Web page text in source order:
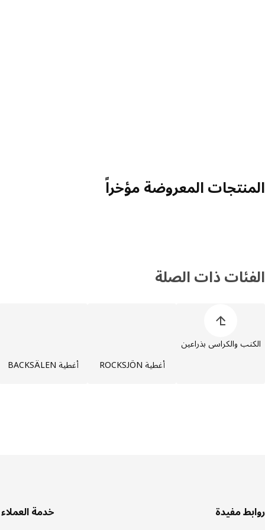
المنتجات المعروضة مؤخراً
الفئات ذات الصلة
الكنب والكراسي بذراعين
أغطية ROCKSJÖN
أغطية BACKSÄLEN
أسفل
روابط مفيدة خدمة العملاء